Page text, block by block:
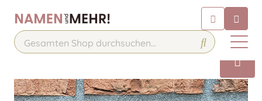
Chatten Sie 24/7 mit unserem
hilfreichen Chatbot
Kontakt